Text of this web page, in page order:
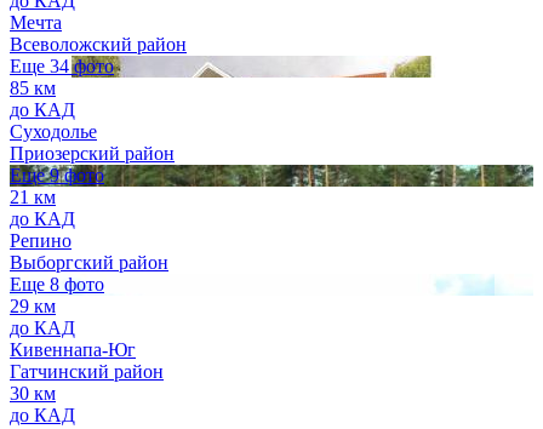
Мечта
Всеволожский район
Еще 34 фото
85 км
до КАД
Суходолье
Приозерский район
Еще 9 фото
21 км
до КАД
Репино
Выборгский район
Еще 8 фото
29 км
до КАД
Кивеннапа-Юг
Гатчинский район
30 км
до КАД